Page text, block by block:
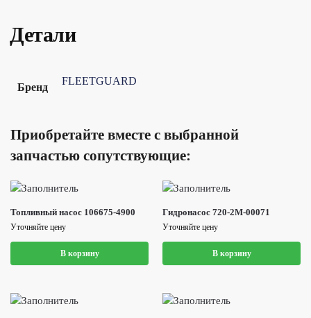
Детали
Бренд
FLEETGUARD
Приобретайте вместе с выбранной
запчастью сопутствующие:
Топливный насос 106675-4900
Уточняйте цену
В корзину
Гидронасос 720-2M-00071
Уточняйте цену
В корзину